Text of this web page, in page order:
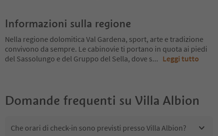
Informazioni sulla regione
Nella regione dolomitica Val Gardena, sport, arte e tradizione
convivono da sempre. Le cabinovie ti portano in quota ai piedi
del Sassolungo e del Gruppo del Sella, dove s... Leggi tutto
Domande frequenti su Villa Albion
Che orari di check-in sono previsti presso Villa Albion?